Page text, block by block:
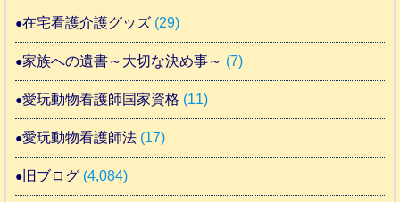
在宅看護介護グッズ (29)
家族への遺書～大切な決め事～ (7)
愛玩動物看護師国家資格 (11)
愛玩動物看護師法 (17)
旧ブログ (4,084)